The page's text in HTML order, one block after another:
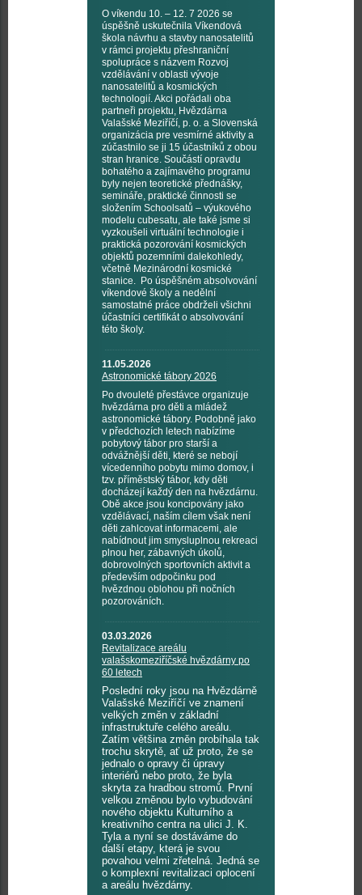
O víkendu 10. – 12. 7 2026 se
úspěšně uskutečnila Víkendová
škola návrhu a stavby nanosatelitů
v rámci projektu přeshraniční
spolupráce s názvem Rozvoj
vzdělávání v oblasti vývoje
nanosatelitů a kosmických
technologií. Akci pořádali oba
partneři projektu, Hvězdárna
Valašské Meziříčí, p. o. a Slovenská
organizácia pre vesmírné aktivity a
zúčastnilo se ji 15 účastníků z obou
stran hranice. Součástí opravdu
bohatého a zajímavého programu
byly nejen teoretické přednášky,
semináře, praktické činnosti se
složením Schoolsatů – výukového
modelu cubesatu, ale také jsme si
vyzkoušeli virtuální technologie i
praktická pozorování kosmických
objektů pozemními dalekohledy,
včetně Mezinárodní kosmické
stanice. Po úspěšném absolvování
víkendové školy a nedělní
samostatné práce obdrželi všichni
účastníci certifikát o absolvování
této školy.
11.05.2026
Astronomické tábory 2026
Po dvouleté přestávce organizuje
hvězdárna pro děti a mládež
astronomické tábory. Podobně jako
v předchozích letech nabízíme
pobytový tábor pro starší a
odvážnější děti, které se nebojí
vícedenního pobytu mimo domov, i
tzv. příměstský tábor, kdy děti
docházejí každý den na hvězdárnu.
Obě akce jsou koncipovány jako
vzdělávací, naším cílem však není
děti zahlcovat informacemi, ale
nabídnout jim smysluplnou rekreaci
plnou her, zábavných úkolů,
dobrovolných sportovních aktivit a
především odpočinku pod
hvězdnou oblohou při nočních
pozorováních.
03.03.2026
Revitalizace areálu
valašskomeziříčské hvězdárny po
60 letech
Poslední roky jsou na Hvězdárně
Valašské Meziříčí ve znamení
velkých změn v základní
infrastruktuře celého areálu.
Zatím většina změn probíhala tak
trochu skrytě, ať už proto, že se
jednalo o opravy či úpravy
interiérů nebo proto, že byla
skryta za hradbou stromů. První
velkou změnou bylo vybudování
nového objektu Kulturního a
kreativního centra na ulici J. K.
Tyla a nyní se dostáváme do
další etapy, která je svou
povahou velmi zřetelná. Jedná se
o komplexní revitalizaci oplocení
a areálu hvězdárny.